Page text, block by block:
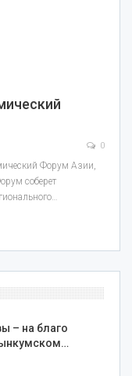
0
Форум Азии,
соберет
– на благо